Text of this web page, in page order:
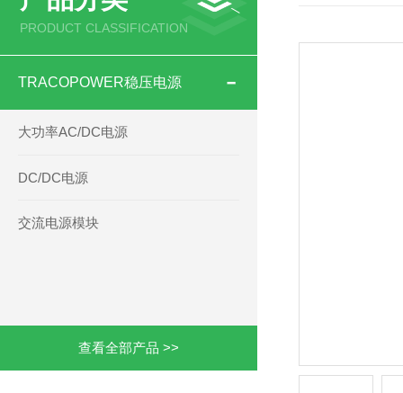
PRODUCT CLASSIFICATION
TRACOPOWER稳压电源
大功率AC/DC电源
DC/DC电源
交流电源模块
查看全部产品 >>